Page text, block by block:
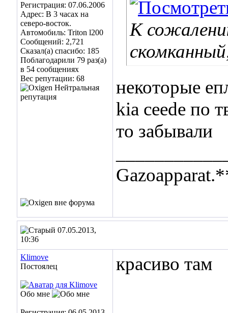
Регистрация: 07.06.2006
Адрес: В 3 часах на
северо-восток.
Автомобиль: Triton l200
Сообщений: 2,721
Сказал(а) спасибо: 185
Поблагодарили 79 раз(а)
в 54 сообщениях
Вес репутации: 68
К
некоторые
kia ceede по
то забывали
07.05.2013,
10:36
Klimove
Постоялец
Обо мне
красиво там